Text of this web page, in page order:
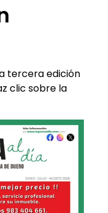
tercera edición
clic sobre la